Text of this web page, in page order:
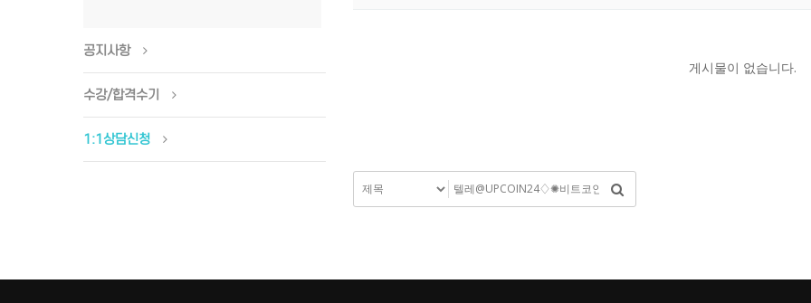
공지사항
수강/합격수기
1:1상담신청
게시물이 없습니다.